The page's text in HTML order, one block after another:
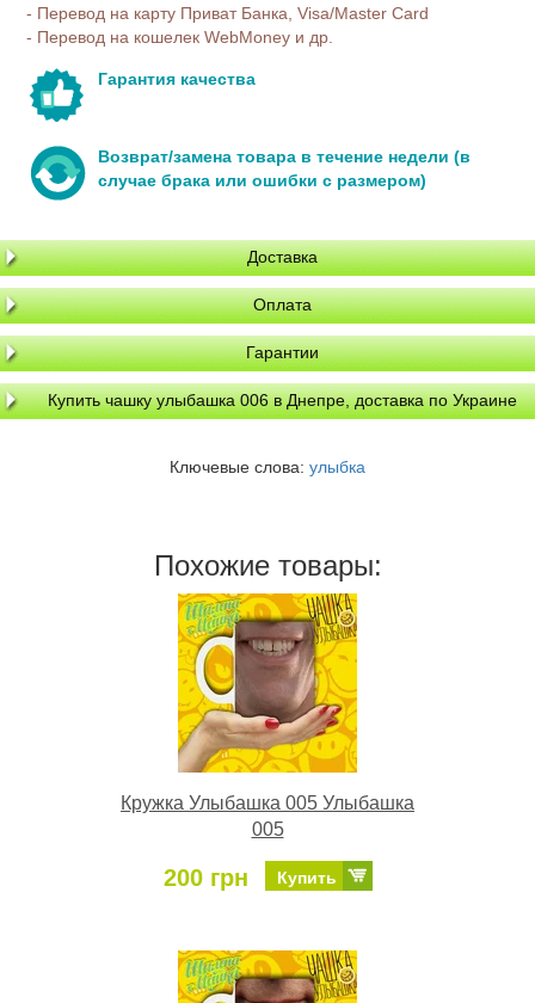
- Перевод на карту Приват Банка, Visa/Master Card
- Перевод на кошелек WebMoney и др.
Гарантия качества
Возврат/замена товара в течение недели (в
случае брака или ошибки с размером)
Доставка
Оплата
Гарантии
Купить чашку улыбашка 006 в Днепре, доставка по Украине
Ключевые слова: улыбка
Похожие товары:
Кружка Улыбашка 005 Улыбашка
005
200 грн Купить